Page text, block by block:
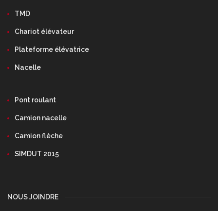
TMD
Chariot élévateur
Plateforme élévatrice
Nacelle
Pont roulant
Camion nacelle
Camion flèche
SIMDUT 2015
NOUS JOINDRE